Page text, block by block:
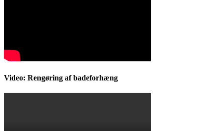
Video: Rengøring af badeforhæng